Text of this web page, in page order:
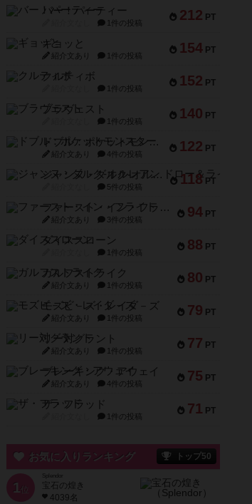
212 PT
バー！パーティー
1件の投稿
154 PT
ギョッと
紹介文あり 1件の投稿
152 PT
クルティボ
1件の投稿
140 PT
ブラヴェスト
1件の投稿
122 PT
ドブル：ポケットモンスター
紹介文あり 4件の投稿
118 PT
ジャンヌ・ダルク-オルレアン ドロー＆ライト
5件の投稿
94 PT
ファースト・イン・フライト
紹介文あり 3件の投稿
88 PT
ダイススローン
1件の投稿
80 PT
ガルフストライク
紹介文あり 1件の投稿
79 PT
モズビ－ズ・レイダ－ズ
紹介文あり 1件の投稿
77 PT
リー対グラント
紹介文あり 1件の投稿
75 PT
ブレーキング・アウェイ
紹介文あり 4件の投稿
71 PT
ザ・フラッド
1件の投稿
お気に入りランキング トップ50
1 位
宝石の煌き
4039名